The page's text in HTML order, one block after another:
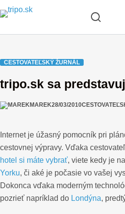
Skip
to
CESTOVATEĽSKÝ ŽURNÁL
tripo.sk sa
MAREK28/03/2010
Internet je úžasný pomocník pri
cestovnej výpravy. Vďaka
hotel si máte vybrať, viete kedy je
Yorku, či aké je počasie vo vašej
Dokonca vďaka moderným
pozrieť napríklad do Londýna,